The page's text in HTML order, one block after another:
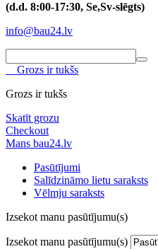
(d.d. 8:00-17:30, Se,Sv-slēgts)
info@bau24.lv
Grozs ir tukšs
Grozs ir tukšs
Skatīt grozu
Checkout
Mans bau24.lv
Pasūtījumi
Salīdzināmo lietu saraksts
Vēlmju saraksts
Izsekot manu pasūtījumu(s)
Izsekot manu pasūtījumu(s)